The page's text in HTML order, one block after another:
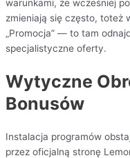
warunkami, że wcześniej
zmieniają się często, toteż
„Promocja” — to tam
specjalistyczne oferty.
Wytyczne
Bonusów
Instalacja programów
przez oficjalną stronę